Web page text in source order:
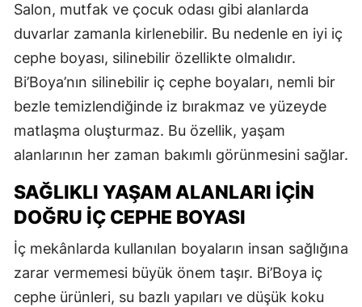
Salon, mutfak ve çocuk odası gibi alanlarda
duvarlar zamanla kirlenebilir. Bu nedenle en iyi iç
cephe boyası, silinebilir özellikte olmalıdır.
Bi’Boya’nın silinebilir iç cephe boyaları, nemli bir
bezle temizlendiğinde iz bırakmaz ve yüzeyde
matlaşma oluşturmaz. Bu özellik, yaşam
alanlarının her zaman bakımlı görünmesini sağlar.
SAĞLIKLI YAŞAM ALANLARI İÇIN
DOĞRU İÇ CEPHE BOYASI
İç mekânlarda kullanılan boyaların insan sağlığına
zarar vermemesi büyük önem taşır. Bi’Boya iç
cephe ürünleri, su bazlı yapıları ve düşük koku